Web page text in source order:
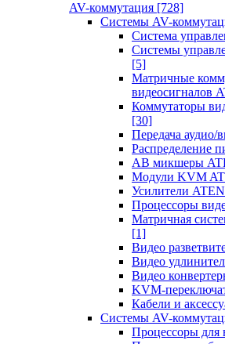
AV-коммутация [728]
Системы AV-
Система
Системы
[5]
Матричные
видеосигналов
Коммутаторы
[30]
Передача аудио/
Распределение
АВ микшеры
Модули KVM
Усилители ATEN
Процессоры
Матричная
[1]
Видео
Видео
Видео
KVM-
Кабели и
Системы AV-
Процессоры для